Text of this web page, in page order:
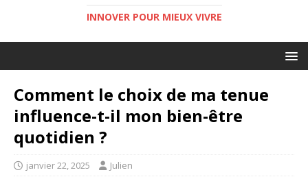
INNOVER POUR MIEUX VIVRE
Comment le choix de ma tenue
influence-t-il mon bien-être
quotidien ?
janvier 22, 2025 Julien